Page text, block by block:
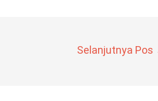
Selanjutnya Pos